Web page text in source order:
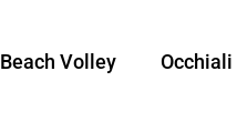
Beach Volley Occhiali